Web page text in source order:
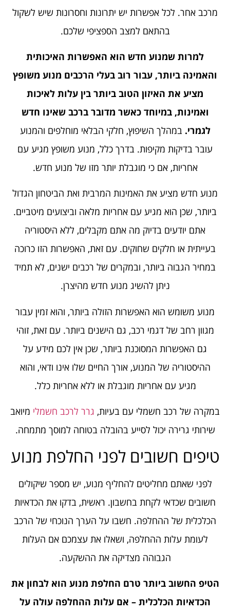
מרכב אחר. לכל אפשרות יש יתרונות וחסרונות שיש לשקול
בהתאם למצב הספציפי שלכם.
למרות שמנוע חדש הוא האפשרות האיכותית
והאמינה ביותר, עבור רוב בעלי הרכבים מנוע משופץ
מציע את האיזון הטוב ביותר בין עלות לאיכות
ואמינות, במיוחד כאשר מדובר ברכב שאינו חדש
לגמרי. במהלך השיפוץ, חלקי הבלאי מוחלפים והמנוע
עובר בדיקות מקיפות. בדרך כלל, מנוע משופץ מגיע עם
אחריות, אם כי מוגבלת יותר מזו של מנוע חדש.
מנוע חדש מציע את האמינות המרבית ואת הביטחון הגדול
ביותר, שכן הוא מגיע עם אחריות מלאה וביצועים מיטביים.
אתם יודעים בדיוק מה אתם מקבלים, ללא היסטוריה
בעייתית או חלקים שחוקים. עם זאת, האפשרות הזו כרוכה
במחיר הגבוה ביותר, ובמקרים של רכבים ישנים, לא תמיד
ניתן להשיג מנוע חדש מהיצרן.
מנוע משומש הוא האפשרות הזולה ביותר, והוא זמין עבור
מגוון רחב של דגמי רכב, גם הישנים ביותר. עם זאת, זוהי
גם האפשרות המסוכנת ביותר, שכן אין לכם מידע על
ההיסטוריה של המנוע, אורך החיים שלו אינו ודאי, והוא
מגיע עם אחריות מוגבלת או ללא אחריות כלל.
במקרה של רכב חשמלי עם בעיות, גרר לרכב חשמלי מיואב
שירותי גרירה יכול לסייע בהובלה בטוחה למוסך מתמחה.
טיפים חשובים לפני החלפת מנוע
לפני שאתם מחליטים להחליף מנוע, יש מספר שיקולים
חשובים שכדאי לקחת בחשבון. ראשית, בדקו את הכדאיות
הכלכלית של ההחלפה. חשבו על הערך הנוכחי של הרכב
לעומת עלות ההחלפה, ושאלו את עצמכם אם העלות
הגבוהה מצדיקה את ההשקעה.
הטיפ החשוב ביותר טרם החלפת מנוע הוא לבחון את
הכדאיות הכלכלית – אם עלות ההחלפה עולה על